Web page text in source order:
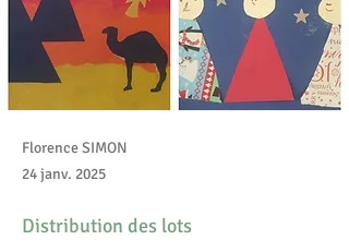
Florence SIMON
24 janv. 2025
Distribution des lots